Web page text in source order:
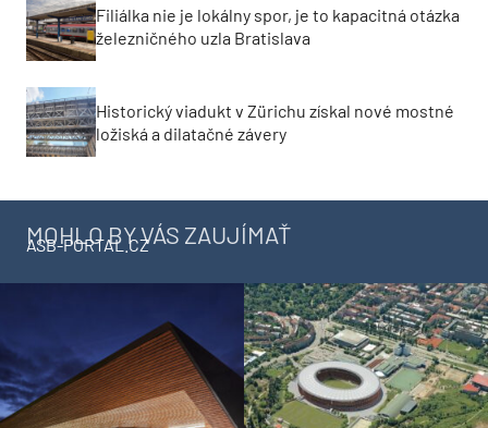
Filiálka nie je lokálny spor, je to kapacitná otázka
železničného uzla Bratislava
Historický viadukt v Zürichu získal nové mostné
ložiská a dilatačné závery
MOHLO BY VÁS ZAUJÍMAŤ
ASB-PORTAL.CZ